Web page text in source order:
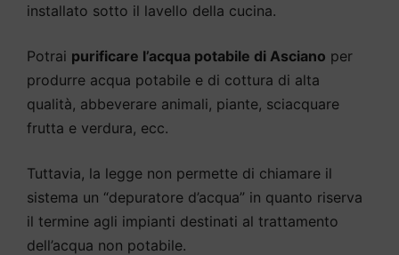
installato sotto il lavello della cucina.
Potrai purificare l’acqua potabile di Asciano per
produrre acqua potabile e di cottura di alta
qualità, abbeverare animali, piante, sciacquare
frutta e verdura, ecc.
Tuttavia, la legge non permette di chiamare il
sistema un “depuratore d’acqua” in quanto riserva
il termine agli impianti destinati al trattamento
dell’acqua non potabile.